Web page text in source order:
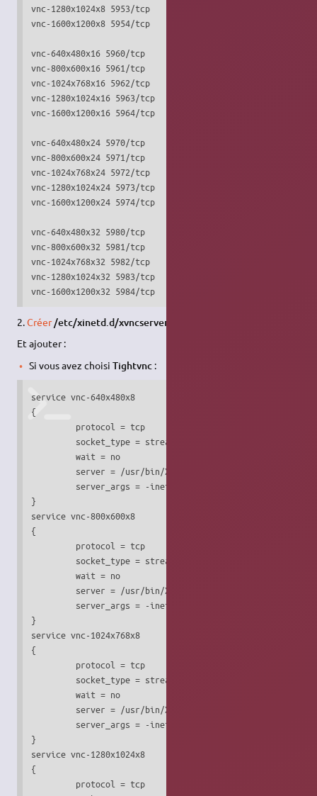
vnc-1280x1024x8 5953/tcp
vnc-1600x1200x8 5954/tcp
vnc-640x480x16 5960/tcp
vnc-800x600x16 5961/tcp
vnc-1024x768x16 5962/tcp
vnc-1280x1024x16 5963/tcp
vnc-1600x1200x16 5964/tcp
vnc-640x480x24 5970/tcp
vnc-800x600x24 5971/tcp
vnc-1024x768x24 5972/tcp
vnc-1280x1024x24 5973/tcp
vnc-1600x1200x24 5974/tcp
vnc-640x480x32 5980/tcp
vnc-800x600x32 5981/tcp
vnc-1024x768x32 5982/tcp
vnc-1280x1024x32 5983/tcp
2.Créer /etc/xinetd.d/xvncserver
Et ajouter :
Si vous avez choisi Tightvnc :
service vnc-640x480x8
{
         protocol = tcp
         socket_type = stream
         wait = no
         server = /usr/bin/Xvnc
server_args = -inetd -query localhost -once -
}
service vnc-800x600x8
{
         protocol = tcp
         socket_type = stream
         wait = no
         server = /usr/bin/Xvnc
server_args = -inetd -query localhost -once -
}
service vnc-1024x768x8
{
         protocol = tcp
         socket_type = stream
         wait = no
         server = /usr/bin/Xvnc
server_args = -inetd -query localhost -once -
}
service vnc-1280x1024x8
{
         protocol = tcp